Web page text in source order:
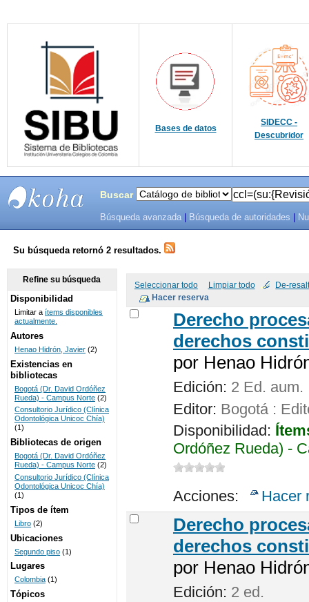
Bases de datos
SIDECC -
Descubridor
SISTEMAS
DE
BIBLIOTECAS
UNICOC
Buscar
Búsqueda avanzada Búsqueda de autoridades
Su búsqueda retornó 2 resultados.
Seleccionar todo Limpiar todo De-
Derecho
derechos
por Henao
Edición: 2 Ed. aum.
Editor: Bogotá :
Disponibilidad:
Ordóñez Rueda) -
Acciones: Hacer
Derecho
derechos
por Henao
Edición: 2 ed.
Refine su búsqueda
Disponibilidad
Limitar a ítems disponibles
actualmente.
Autores
Henao Hidrón, Javier (2)
Existencias en
bibliotecas
Bogotá (Dr. David Ordóñez
Rueda) - Campus Norte (2)
Consultorio Jurídico (Clínica
Odontológica Unicoc Chía)
(1)
Bibliotecas de origen
Bogotá (Dr. David Ordóñez
Rueda) - Campus Norte (2)
Consultorio Jurídico (Clínica
Odontológica Unicoc Chía)
(1)
Tipos de ítem
Libro (2)
Ubicaciones
Segundo piso (1)
Lugares
Colombia (1)
Tópicos